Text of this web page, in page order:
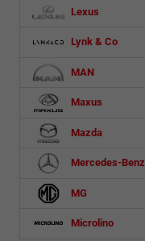
Lexus
Lynk & Co
MAN
Maxus
Mazda
Mercedes-Benz
MG
Microlino